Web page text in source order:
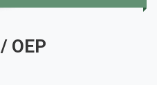
OEP